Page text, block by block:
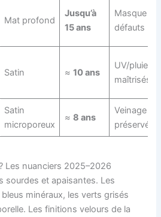
Mat profond
Jusqu’à
15 ans
Masque les
défauts
Satin ≈ 10 ans
UV/pluie
maîtrisés
Satin
microporeux
≈ 8 ans
Veinage
préservé
Les nuanciers 2025–2026
sourdes et apaisantes. Les
minéraux, les verts grisés
Les finitions velours de la